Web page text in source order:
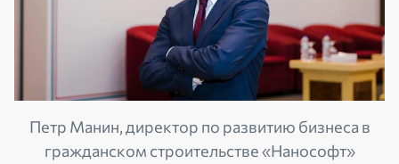
Петр Манин, директор по развитию бизнеса в
гражданском строительстве «Нанософт»